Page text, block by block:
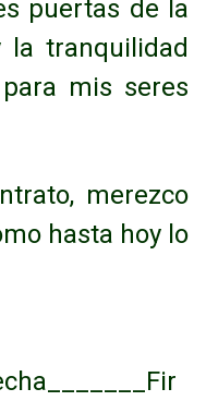
puertas de la
la tranquilidad
mis seres
merezco
hasta hoy lo